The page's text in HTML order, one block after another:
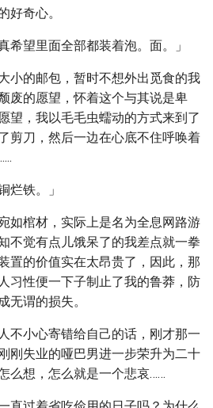
好奇心。
希望里面全部都装着泡。面。」
小的邮包，暂时不想外出觅食的我
废的愿望，怀着这个与其说是卑
望，我以毛毛虫蠕动的方式来到了
剪刀，然后一边在心底不住呼唤着
烂铁。」
如棺材，实际上是名为全息网路游
不觉有点儿饿呆了的我差点就一拳
置的价值实在太昂贵了，因此，那
习性便一下子制止了我的鲁莽，防
无谓的损失。
不小心寄错给自己的话，刚才那一
刚失业的哑巴男进一步荣升为二十
么想，怎么就是一个悲哀……